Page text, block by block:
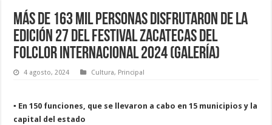
Más de 163 mil personas disfrutaron de la
edición 27 del Festival Zacatecas del
Folclor Internacional 2024 (Galería)
4 agosto, 2024 Cultura, Principal
▪ En 150 funciones, que se llevaron a cabo en 15 municipios y la
capital del estado